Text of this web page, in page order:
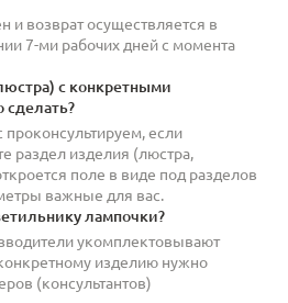
и возврат осуществляется в
7-ми рабочих дней с момента
с конкретными
сделать?
если
раздел изделия (люстра,
поле в виде под разделов
важные для вас.
лампочки?
укомплектовывают
изделию нужно
(консультантов)